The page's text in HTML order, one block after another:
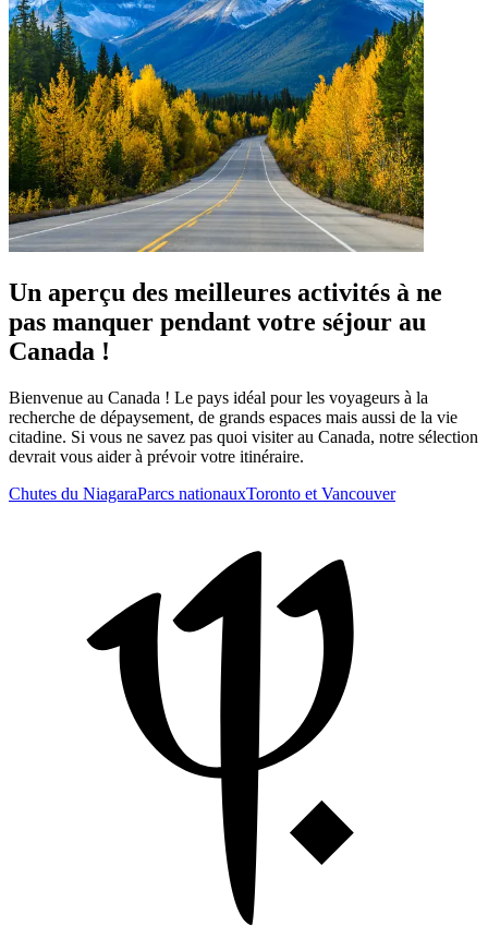
Un aperçu des meilleures activités à ne
pas manquer pendant votre séjour au
Canada !
Bienvenue au Canada ! Le pays idéal pour les voyageurs à la
recherche de dépaysement, de grands espaces mais aussi de la vie
citadine. Si vous ne savez pas quoi visiter au Canada, notre sélection
devrait vous aider à prévoir votre itinéraire.
Chutes du NiagaraParcs nationauxToronto et Vancouver